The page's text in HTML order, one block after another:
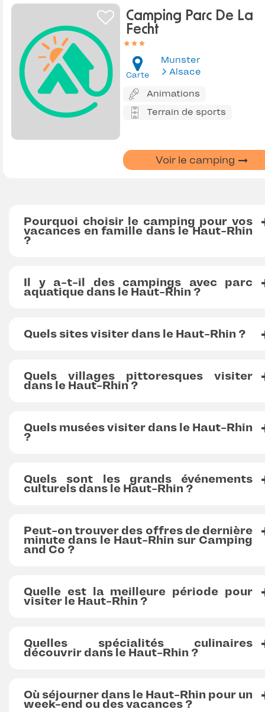
Camping Parc De La
Fecht
Carte
Munster
Alsace
Animations
Terrain de sports
Voir le camping
Pourquoi choisir le camping pour vos
vacances en famille dans le Haut-Rhin
?
Il y a-t-il des campings avec parc
aquatique dans le Haut-Rhin ?
Quels sites visiter dans le Haut-Rhin ?
Quels villages pittoresques visiter
dans le Haut-Rhin ?
Quels musées visiter dans le Haut-Rhin
?
Quels sont les grands événements
culturels dans le Haut-Rhin ?
Peut-on trouver des offres de dernière
minute dans le Haut-Rhin sur Camping
and Co ?
Quelle est la meilleure période pour
visiter le Haut-Rhin ?
Quelles spécialités culinaires
découvrir dans le Haut-Rhin ?
Où séjourner dans le Haut-Rhin pour un
week-end ou des vacances ?